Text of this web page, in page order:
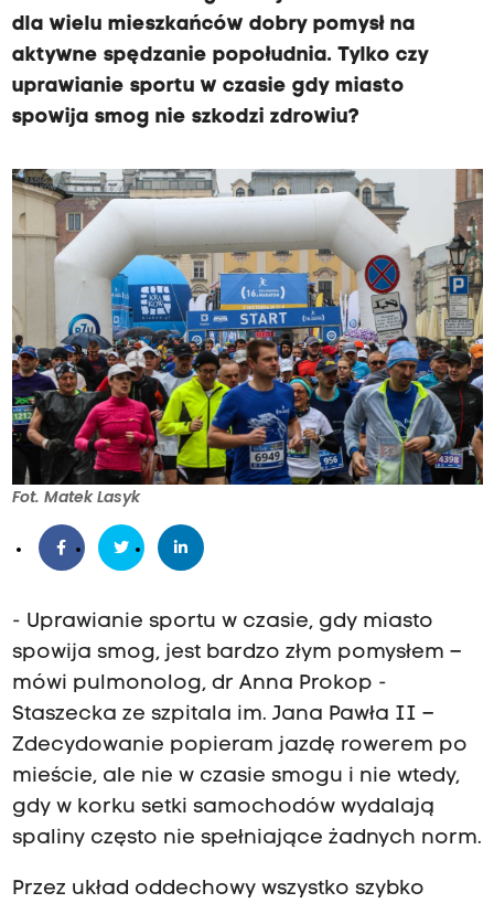
dla wielu mieszkańców dobry pomysł na
aktywne spędzanie popołudnia. Tylko czy
uprawianie sportu w czasie gdy miasto
spowija smog nie szkodzi zdrowiu?
Fot. Matek Lasyk
- Uprawianie sportu w czasie, gdy miasto
spowija smog, jest bardzo złym pomysłem –
mówi pulmonolog, dr Anna Prokop -
Staszecka ze szpitala im. Jana Pawła II –
Zdecydowanie popieram jazdę rowerem po
mieście, ale nie w czasie smogu i nie wtedy,
gdy w korku setki samochodów wydalają
spaliny często nie spełniające żadnych norm.
Przez układ oddechowy wszystko szybko